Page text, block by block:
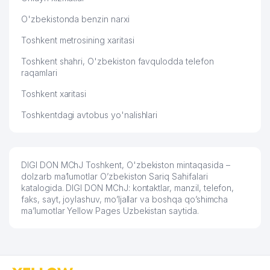
54 UBI CONSULTING MChJ
55
59 ESTHER TECHNOLOGY MChJ
60
O'ZBEKISTON ME'MORLAR
UYUSHMASI
949 м
TOSHKENT SHAHRI TASHKILOT
O'zbekistonda benzin narxi
Toshkent metrosining xaritasi
Toshkent shahri, O'zbekiston favqulodda telefon
raqamlari
Toshkent xaritasi
Toshkentdagi avtobus yo'nalishlari
DIGI DON MChJ Toshkent, O'zbekiston mintaqasida –
dolzarb ma’lumotlar O’zbekiston Sariq Sahifalari
katalogida. DIGI DON MChJ: kontaktlar, manzil, telefon,
faks, sayt, joylashuv, mo’ljallar va boshqa qo’shimcha
ma’lumotlar Yellow Pages Uzbekistan saytida.